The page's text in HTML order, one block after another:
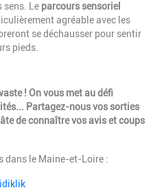
sens. Le parcours sensoriel
agréable avec les
se déchausser pour sentir
pieds.
! On vous met au défi
Partagez-nous vos sorties
de connaître vos avis et coups
dans le Maine-et-Loire :